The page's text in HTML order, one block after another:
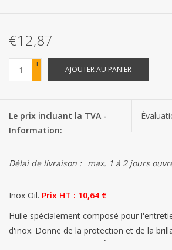
Produits Covid-19
Confiserie Saint-Nicolas
Bonbons de carnaval
€12,87
+
-
AJOUTER AU PANIER
Le prix incluant la TVA -
Information:
Délai de livraison : max. 1 à 2 jours
Inox Oil. Prix ​​HT : 10,64 €
Huile spécialement composé pour
d'inox. Donne de la protection et de la